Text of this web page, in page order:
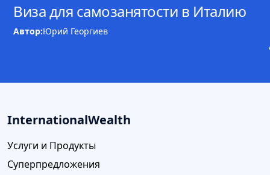
Виза для самозанятости в Италию
Автор:Юрий Георгиев
InternationalWealth
Услуги и Продукты
Суперпредложения